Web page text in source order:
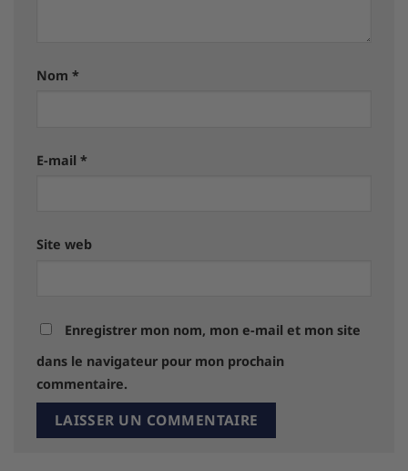
Nom *
E-mail *
Site web
Enregistrer mon nom, mon e-mail et mon site
dans le navigateur pour mon prochain
commentaire.